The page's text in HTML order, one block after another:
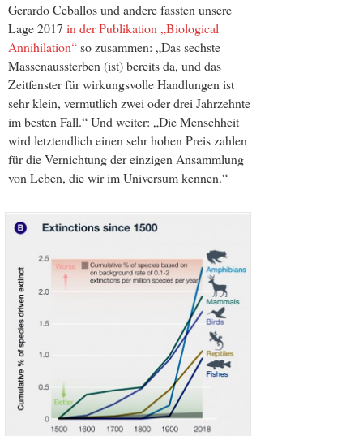
Gerardo Ceballos und andere fassten unsere
Lage 2017 in der Publikation „Biological
Annihilation“so zusammen: „Das sechste
Massenaussterben (ist) bereits da, und das
Zeitfenster für wirkungsvolle Handlungen ist
sehr klein, vermutlich zwei oder drei Jahrzehnte
im besten Fall.“ Und weiter: „Die Menschheit
wird letztendlich einen sehr hohen Preis zahlen
für die Vernichtung der einzigen Ansammlung
von Leben, die wir im Universum kennen.“